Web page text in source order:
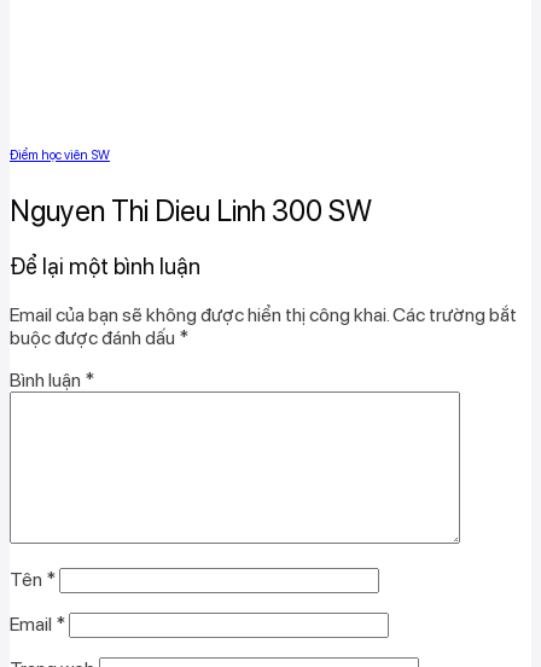
Điểm học viên SW
Nguyen Thi Dieu Linh 300 SW
Để lại một bình luận
Email của bạn sẽ không được hiển thị công khai. Các trường bắt
buộc được đánh dấu *
Bình luận *
Tên *
Email *